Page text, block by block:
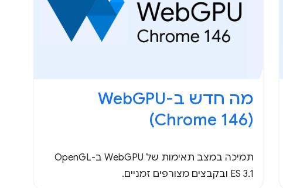
(Chrome 146)
תמיכה במצב תאימות של WebGPU ב-OpenGL
ES 3.1 ובקבצים מצורפים זמניים.